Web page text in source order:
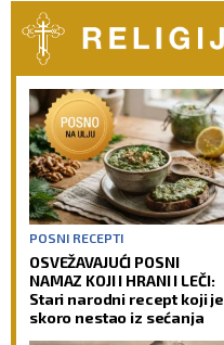
POSNI RECEPTI
OSVEŽAVAJUĆI POSNI
NAMAZ KOJI I HRANI I LEČI:
Stari narodni recept koji je
skoro nestao iz sećanja